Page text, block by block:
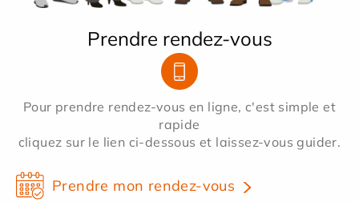
Prendre rendez-vous
Pour prendre rendez-vous en ligne, c'est simple et
rapide
cliquez sur le lien ci-dessous et laissez-vous guider.
Prendre mon rendez-vous